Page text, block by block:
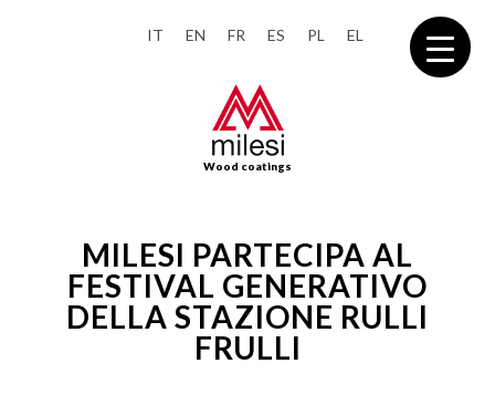
IT EN FR ES PL EL
Wood coatings
MILESI PARTECIPA AL
FESTIVAL GENERATIVO
DELLA STAZIONE RULLI
FRULLI